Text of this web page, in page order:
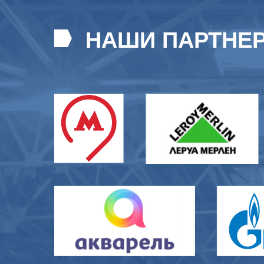
НАШИ